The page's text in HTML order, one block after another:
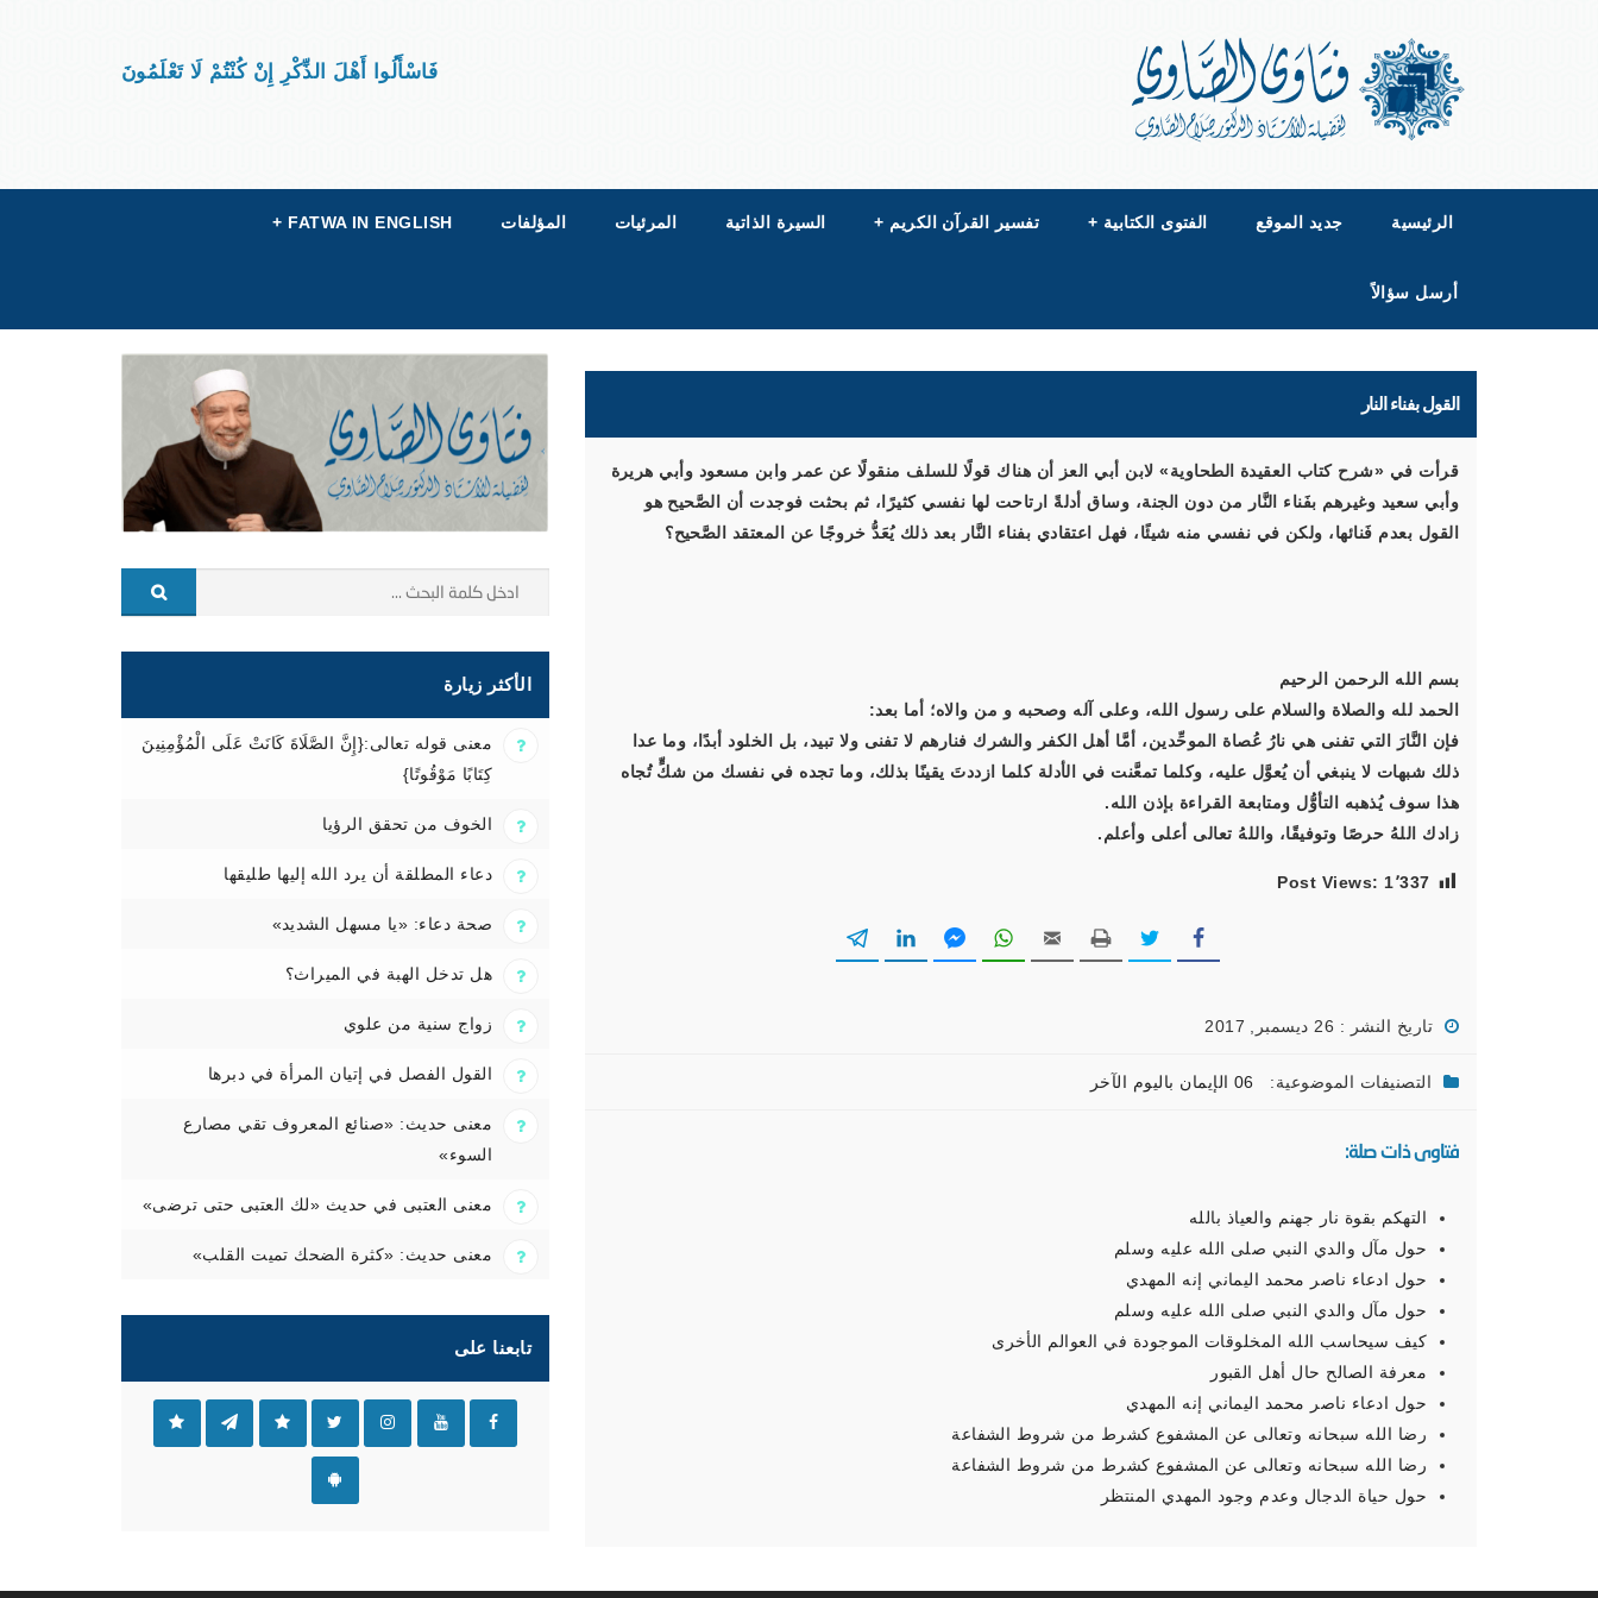
فَاسْأَلُوا أَهْلَ الذِّكْرِ إِنْ كُنْتُمْ لَا تَعْلَمُونَ
الرئيسية جديد الموقع الفتوى الكتابية + تفسير القرآن الكريم + السيرة الذاتية المرئيات المؤلفات FATWA IN ENGLISH
+
أرسل سؤالاً
القول بفناء النار
قرأت في «شرح كتاب العقيدة الطحاوية» لابن أبي العز أن هناك قولًا للسلف منقولًا عن عمر وابن مسعود وأبي هريرة
وأبي سعيد وغيرهم بفَناء النَّار من دون الجنة، وساق أدلةً ارتاحت لها نفسي كثيرًا، ثم بحثت فوجدت أن الصَّحيح هو
القول بعدم فَنائها، ولكن في نفسي منه شيئًا، فهل اعتقادي بفناء النَّار بعد ذلك يُعَدُّ خروجًا عن المعتقد الصَّحيح؟
بسم الله الرحمن الرحيم
الحمد لله والصلاة والسلام على رسول الله، وعلى آله وصحبه و من والاه؛ أما بعد:
فإن النَّارَ التي تفنى هي نارُ عُصاة الموحِّدين، أمَّا أهل الكفر والشرك فنارهم لا تفنى ولا تبيد، بل الخلود أبدًا، وما عدا
ذلك شبهات لا ينبغي أن يُعوَّل عليه، وكلما تمعَّنت في الأدلة كلما ازددتَ يقينًا بذلك، وما تجده في نفسك من شكٍّ تُجاه
هذا سوف يُذهبه التأوُّل ومتابعة القراءة بإذن الله.
زادك اللهُ حرصًا وتوفيقًا، واللهُ تعالى أعلى وأعلم.
Post Views: 1٬337
تاريخ النشر : 26 ديسمبر, 2017
التصنيفات الموضوعية: 06 الإيمان باليوم الآخر
فتاوى ذات صلة:
التهكم بقوة نار جهنم والعياذ بالله
حول مآل والدي النبي صلى الله عليه وسلم
حول ادعاء ناصر محمد اليماني إنه المهدي
حول مآل والدي النبي صلى الله عليه وسلم
كيف سيحاسب الله المخلوقات الموجودة في العوالم الأخرى
معرفة الصالح حال أهل القبور
حول ادعاء ناصر محمد اليماني إنه المهدي
رضا الله سبحانه وتعالى عن المشفوع كشرط من شروط الشفاعة
رضا الله سبحانه وتعالى عن المشفوع كشرط من شروط الشفاعة
حول حياة الدجال وعدم وجود المهدي المنتظر
الأكثر زيارة
معنى قوله تعالى:{إِنَّ الصَّلَاةَ كَانَتْ عَلَى الْمُؤْمِنِينَ
كِتَابًا مَوْقُوتًا}
الخوف من تحقق الرؤيا
دعاء المطلقة أن يرد الله إليها طليقها
صحة دعاء: «يا مسهل الشديد»
هل تدخل الهبة في الميراث؟
زواج سنية من علوي
القول الفصل في إتيان المرأة في دبرها
معنى حديث: «صنائع المعروف تقي مصارع
السوء»
معنى العتبى في حديث «لك العتبى حتى ترضى»
معنى حديث: «كثرة الضحك تميت القلب»
تابعنا على